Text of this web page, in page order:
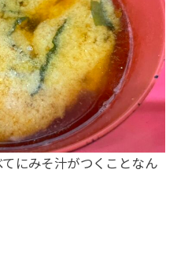
にみそ汁がつくことなん